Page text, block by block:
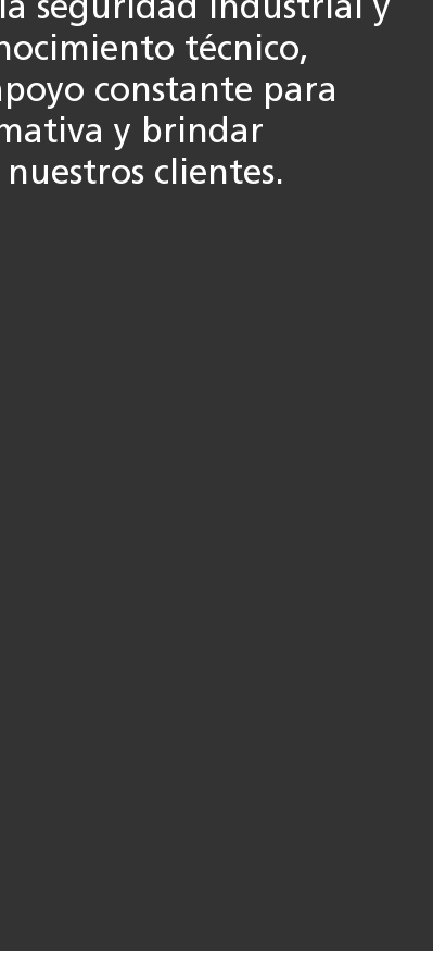
seguridad industrial y
técnico,
constante para
y brindar
clientes.